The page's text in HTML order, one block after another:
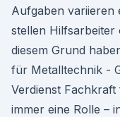
Aufgaben variieren
stellen Hilfsarbeiter
diesem Grund
für Metalltechnik -
Verdienst
immer eine Rolle –